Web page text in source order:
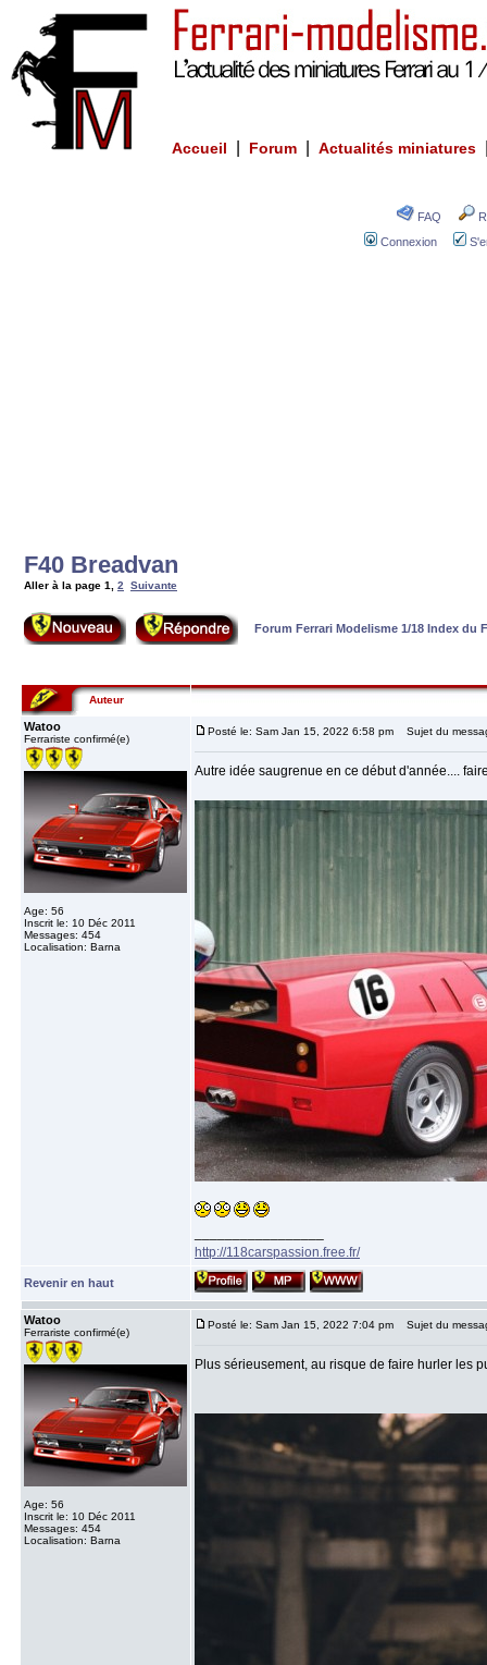
Accueil Forum Actualités miniatures
FAQ
Connexion
F40 Breadvan
Aller à la page 1 2 Suivante
Forum Ferrari Modelisme 1/18 Index du
Auteur
Watoo
Ferrariste confirmé(e)
Age: 56
Inscrit le: 10 Déc 2011
Messages: 454
Localisation: Barna
Posté le: Sam Jan 15, 2022 6:58 pm Sujet du
Autre idée saugrenue en ce début d'année....
http://118carspassion.free.fr/
Revenir en haut
Watoo
Ferrariste confirmé(e)
Age: 56
Inscrit le: 10 Déc 2011
Messages: 454
Localisation: Barna
Posté le: Sam Jan 15, 2022 7:04 pm Sujet du
Plus sérieusement, au risque de faire hurler les